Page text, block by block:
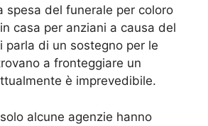
spesa del funerale per coloro
casa per anziani a causa del
parla di un sostegno per le
a fronteggiare un
è imprevedibile.
alcune agenzie hanno